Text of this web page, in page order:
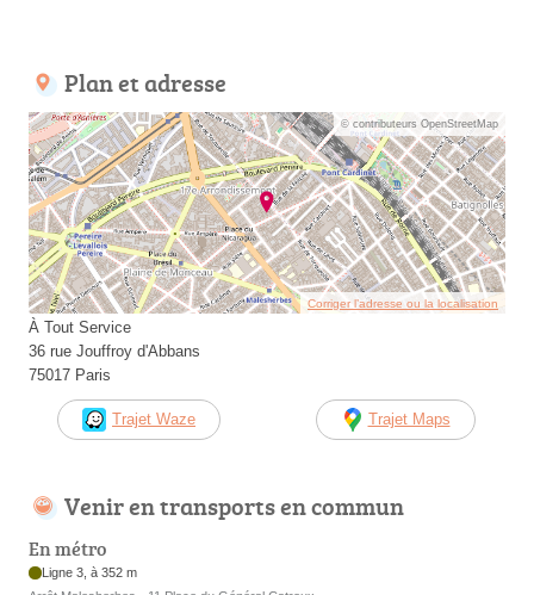
Plan et adresse
© contributeurs OpenStreetMap
Corriger l’adresse ou la localisation
À Tout Service
36 rue Jouffroy d'Abbans
75017 Paris
Trajet Waze Trajet Maps
Venir en transports en commun
En métro
Ligne 3, à 352 m